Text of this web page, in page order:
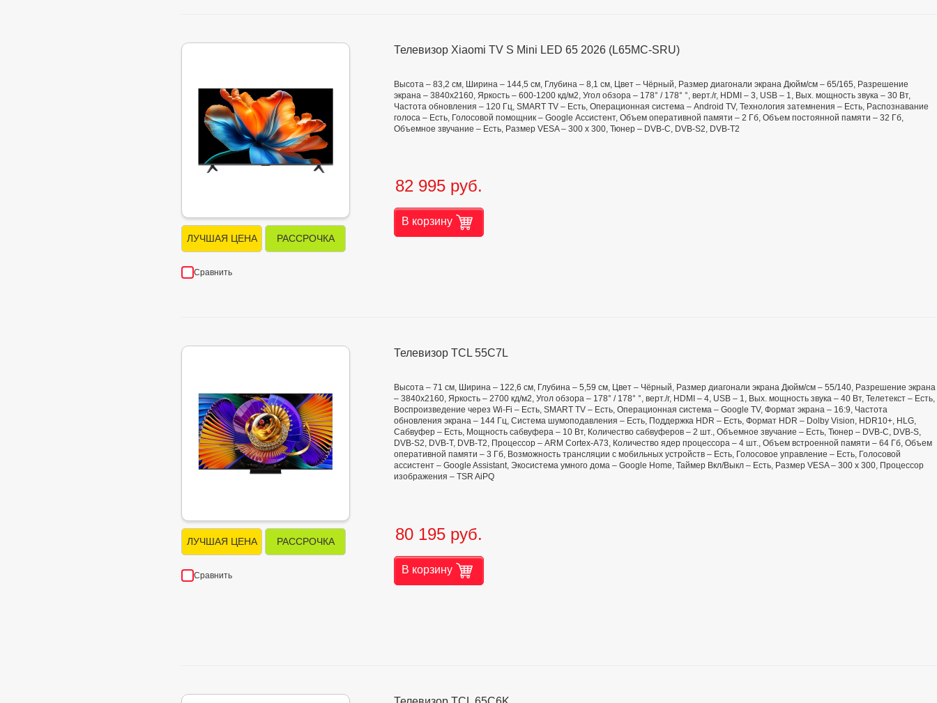
ЛУЧШАЯ ЦЕНА РАССРОЧКА
Сравнить
Телевизор Xiaomi TV S Mini LED 65 2026 (L65MC-SRU)
Высота – 83,2 см, Ширина – 144,5 см, Глубина – 8,1 см, Цвет – Чёрный, Размер диагонали экрана Дюйм/см – 65/165, Разрешение
экрана – 3840x2160, Яркость – 600-1200 кд/м2, Угол обзора – 178° / 178° °, верт./г, HDMI – 3, USB – 1, Вых. мощность звука – 30 Вт,
Частота обновления – 120 Гц, SMART TV – Есть, Операционная система – Android TV, Технология затемнения – Есть, Распознавание
голоса – Есть, Голосовой помощник – Google Ассистент, Объем оперативной памяти – 2 Гб, Объем постоянной памяти – 32 Гб,
Объемное звучание – Есть, Размер VESA – 300 х 300, Тюнер – DVB-C, DVB-S2, DVB-T2
82 995 руб.
В корзину
ЛУЧШАЯ ЦЕНА РАССРОЧКА
Сравнить
Телевизор TCL 55C7L
Высота – 71 см, Ширина – 122,6 см, Глубина – 5,59 см, Цвет – Чёрный, Размер диагонали экрана Дюйм/см – 55/140, Разрешение экрана
– 3840x2160, Яркость – 2700 кд/м2, Угол обзора – 178° / 178° °, верт./г, HDMI – 4, USB – 1, Вых. мощность звука – 40 Вт, Телетекст – Есть,
Воспроизведение через Wi-Fi – Есть, SMART TV – Есть, Операционная система – Google TV, Формат экрана – 16:9, Частота
обновления экрана – 144 Гц, Система шумоподавления – Есть, Поддержка HDR – Есть, Формат HDR – Dolby Vision, HDR10+, HLG,
Сабвуфер – Есть, Мощность сабвуфера – 10 Вт, Количество сабвуферов – 2 шт., Объемное звучание – Есть, Тюнер – DVB-C, DVB-S,
DVB-S2, DVB-T, DVB-T2, Процессор – ARM Cortex-A73, Количество ядер процессора – 4 шт., Объем встроенной памяти – 64 Гб, Объем
оперативной памяти – 3 Гб, Возможность трансляции с мобильных устройств – Есть, Голосовое управление – Есть, Голосовой
ассистент – Google Assistant, Экосистема умного дома – Google Home, Таймер Вкл/Выкл – Есть, Размер VESA – 300 х 300, Процессор
изображения – TSR AiPQ
80 195 руб.
В корзину